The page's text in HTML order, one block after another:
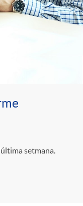
setmana.